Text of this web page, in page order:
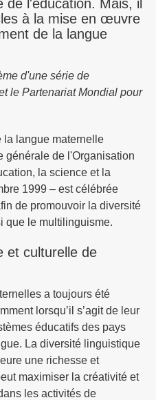
de l'éducation. Mais, il
à la mise en œuvre
de la langue
d'une série de
le Partenariat Mondial pour
la langue maternelle
générale de l'Organisation
la science et la
1999 – est célébrée
de promouvoir la diversité
que le multilinguisme.
et culturelle de
a toujours été
lorsqu’il s’agit de leur
éducatifs des pays
La diversité linguistique
une richesse et
maximiser la créativité et
les activités de